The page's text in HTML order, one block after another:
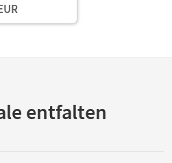
entfalten